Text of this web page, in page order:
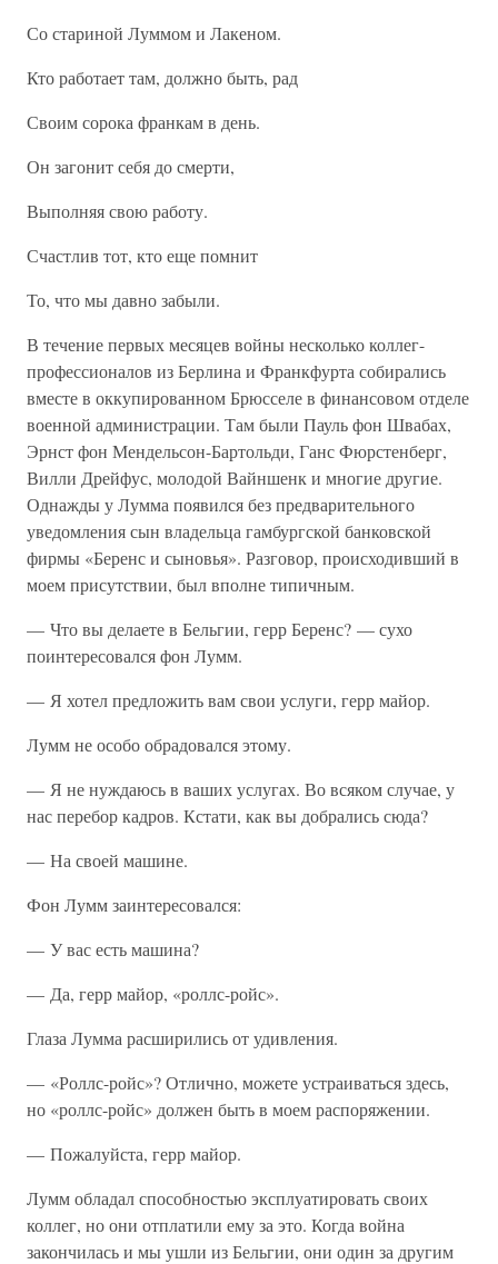
Со стариной Луммом и Лакеном.
Кто работает там, должно быть, рад
Своим сорока франкам в день.
Он загонит себя до смерти,
Выполняя свою работу.
Счастлив тот, кто еще помнит
То, что мы давно забыли.
В течение первых месяцев войны несколько коллег-
профессионалов из Берлина и Франкфурта собирались
вместе в оккупированном Брюсселе в финансовом отделе
военной администрации. Там были Пауль фон Швабах,
Эрнст фон Мендельсон-Бартольди, Ганс Фюрстенберг,
Вилли Дрейфус, молодой Вайншенк и многие другие.
Однажды у Лумма появился без предварительного
уведомления сын владельца гамбургской банковской
фирмы «Беренс и сыновья». Разговор, происходивший в
моем присутствии, был вполне типичным.
— Что вы делаете в Бельгии, герр Беренс? — сухо
поинтересовался фон Лумм.
— Я хотел предложить вам свои услуги, герр майор.
Лумм не особо обрадовался этому.
— Я не нуждаюсь в ваших услугах. Во всяком случае, у
нас перебор кадров. Кстати, как вы добрались сюда?
— На своей машине.
Фон Лумм заинтересовался:
— У вас есть машина?
— Да, герр майор, «роллс-ройс».
Глаза Лумма расширились от удивления.
— «Роллс-ройс»? Отлично, можете устраиваться здесь,
но «роллс-ройс» должен быть в моем распоряжении.
— Пожалуйста, герр майор.
Лумм обладал способностью эксплуатировать своих
коллег, но они отплатили ему за это. Когда война
закончилась и мы ушли из Бельгии, они один за другим